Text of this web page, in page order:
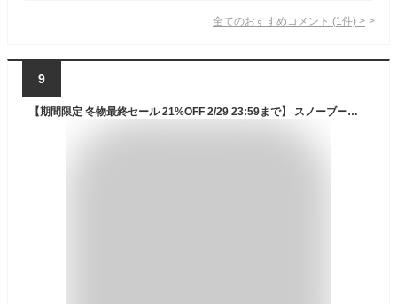
全てのおすすめコメント (1 件) >
9
【期間限定 冬物最終セール 21%OFF 2/29 23:59まで】 スノーブーツ メンズ 長靴 黒 ブラック カーキ ベージュ 軽量 軽い 防水 雨 雨の日 レインブーツ フリース ダウン 冬 雪 暖かい 防寒 ストラップ シンプル おしゃれ 人気 かっこいい モズ moz moz-2673